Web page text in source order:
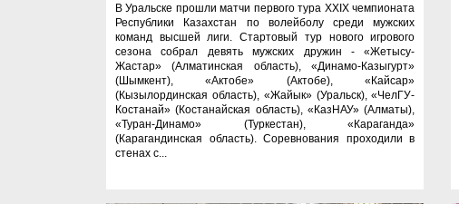
В Уральске прошли матчи первого тура XXIX чемпионата
Республики Казахстан по волейболу среди мужских
команд высшей лиги. Стартовый тур нового игрового
сезона собрал девять мужских дружин - «Жетысу-
Жастар» (Алматинская область), «Динамо-Казыгурт»
(Шымкент), «Актобе» (Актобе), «Кайсар»
(Кызылординская область), «Жайык» (Уральск), «ЧелГУ-
Костанай» (Костанайская область), «КазНАУ» (Алматы),
«Туран-Динамо» (Туркестан), «Караганда»
(Карагандинская область). Соревнования проходили в
стенах с...